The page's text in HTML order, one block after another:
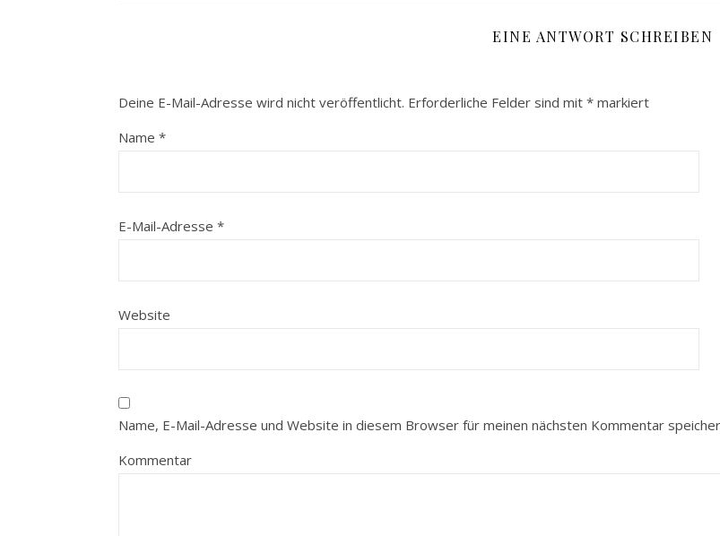
EINE ANTWORT SCHREIBEN
Deine E-Mail-Adresse wird nicht veröffentlicht. Erforderliche Felder sind mit * markiert
Name *
E-Mail-Adresse *
Website
Name, E-Mail-Adresse und Website in diesem Browser für meinen nächsten Kommentar
Kommentar